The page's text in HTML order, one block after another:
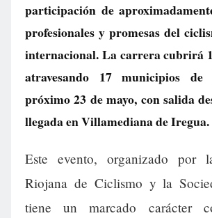
participación de
profesionales y promesas del
internacional. La carrera cubrirá
atravesando 17 municipios
próximo 23 de mayo, con salida
llegada en Villamediana de Iregua.
Este evento, organizado por
Riojana de Ciclismo y la
tiene un marcado carácter